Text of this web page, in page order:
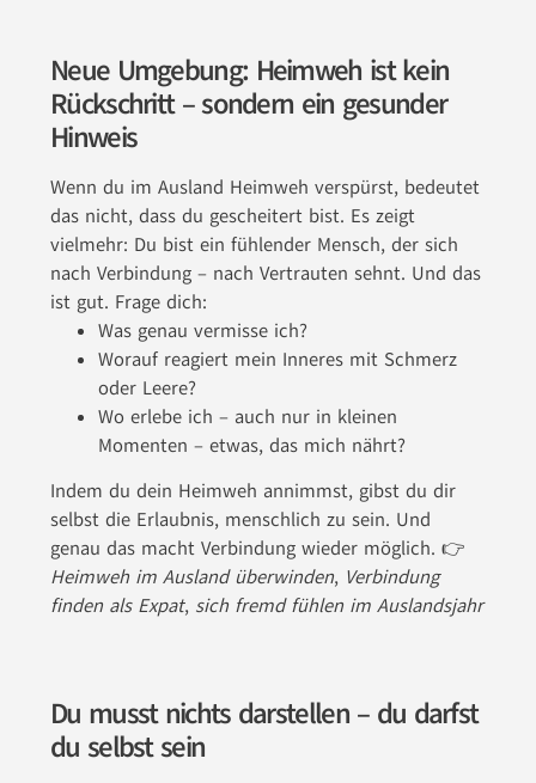
Neue Umgebung: Heimweh ist kein
Rückschritt – sondern ein gesunder
Hinweis
Wenn du im Ausland Heimweh verspürst, bedeutet
das nicht, dass du gescheitert bist. Es zeigt
vielmehr: Du bist ein fühlender Mensch, der sich
nach Verbindung – nach Vertrauten sehnt. Und das
ist gut. Frage dich:
Was genau vermisse ich?
Worauf reagiert mein Inneres mit Schmerz
oder Leere?
Wo erlebe ich – auch nur in kleinen
Momenten – etwas, das mich nährt?
Indem du dein Heimweh annimmst, gibst du dir
selbst die Erlaubnis, menschlich zu sein. Und
genau das macht Verbindung wieder möglich. 👉
Heimweh im Ausland überwinden, Verbindung
finden als Expat, sich fremd fühlen im Auslandsjahr
Du musst nichts darstellen – du darfst
du selbst sein